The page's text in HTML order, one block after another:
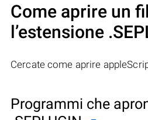
Come aprire un
l’estensione
Cercate come aprire
Programmi che